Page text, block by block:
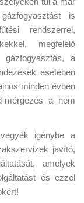
túl a már
is
rendszerrel,
megfelelő
gázfogyasztás, a
esetében
minden évben
mérgezés a nem
igénybe a
javító,
amelyek
és ezzel